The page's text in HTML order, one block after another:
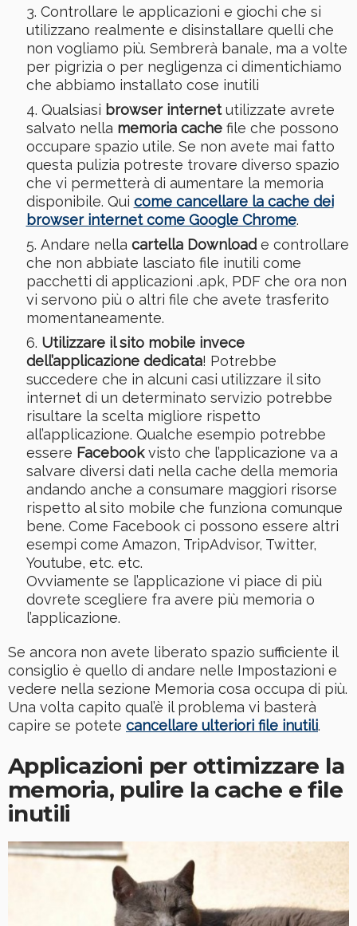
Controllare le applicazioni e giochi che si
utilizzano realmente e disinstallare quelli che
non vogliamo più. Sembrerà banale, ma a volte
per pigrizia o per negligenza ci dimentichiamo
che abbiamo installato cose inutili
Qualsiasi browser internetutilizzate avrete
salvato nella memoria cachefile che possono
occupare spazio utile. Se non avete mai fatto
questa pulizia potreste trovare diverso spazio
che vi permetterà di aumentare la memoria
disponibile. Qui come cancellare la cache dei
browser internet come Google Chrome.
Andare nella cartella Downloade controllare
che non abbiate lasciato file inutili come
pacchetti di applicazioni .apk, PDF che ora non
vi servono più o altri file che avete trasferito
momentaneamente.
Utilizzare il sito mobile invece
dell’applicazione dedicata! Potrebbe
succedere che in alcuni casi utilizzare il sito
internet di un determinato servizio potrebbe
risultare la scelta migliore rispetto
all’applicazione. Qualche esempio potrebbe
essere Facebookvisto che l’applicazione va a
salvare diversi dati nella cache della memoria
andando anche a consumare maggiori risorse
rispetto al sito mobile che funziona comunque
bene. Come Facebook ci possono essere altri
esempi come Amazon, TripAdvisor, Twitter,
Youtube, etc. etc.
Ovviamente se l’applicazione vi piace di più
dovrete scegliere fra avere più memoria o
l’applicazione.
Se ancora non avete liberato spazio sufficiente il
consiglio è quello di andare nelle Impostazioni e
vedere nella sezione Memoria cosa occupa di più.
Una volta capito qual’è il problema vi basterà
capire se potete cancellare ulteriori file inutili.
Applicazioni per ottimizzare la
memoria, pulire la cache e file
inutili